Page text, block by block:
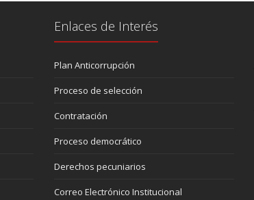
Enlaces de Interés
Plan Anticorrupción
Proceso de selección
Contratación
Proceso democrático
Derechos pecuniarios
Correo Electrónico Institucional